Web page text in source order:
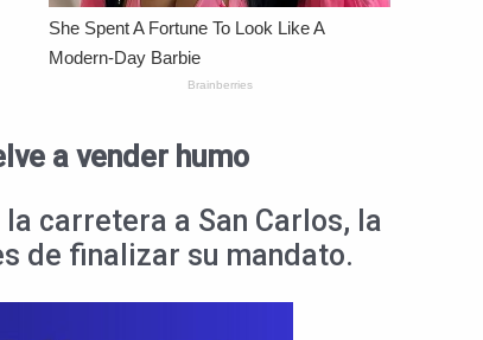
a vender humo
carretera a San Carlos, la
de finalizar su mandato.